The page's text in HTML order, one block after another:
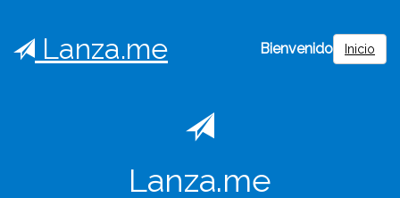
Lanza.me Bienvenido Inicio
Lanza.me